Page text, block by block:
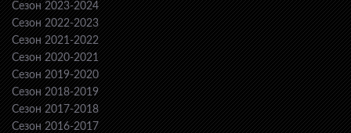
Сезон 2023-2024
Сезон 2022-2023
Сезон 2021-2022
Сезон 2020-2021
Сезон 2019-2020
Сезон 2018-2019
Сезон 2017-2018
Сезон 2016-2017